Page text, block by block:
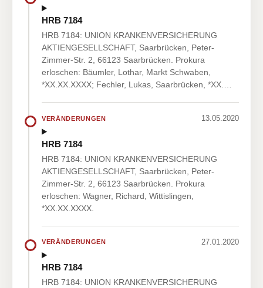
HRB 7184
HRB 7184: UNION KRANKENVERSICHERUNG
AKTIENGESELLSCHAFT, Saarbrücken, Peter-
Zimmer-Str. 2, 66123 Saarbrücken. Prokura
erloschen: Bäumler, Lothar, Markt Schwaben,
*XX.XX.XXXX; Fechler, Lukas, Saarbrücken, *XX.…
VERÄNDERUNGEN 13.05.2020
HRB 7184
HRB 7184: UNION KRANKENVERSICHERUNG
AKTIENGESELLSCHAFT, Saarbrücken, Peter-
Zimmer-Str. 2, 66123 Saarbrücken. Prokura
erloschen: Wagner, Richard, Wittislingen,
*XX.XX.XXXX.
VERÄNDERUNGEN 27.01.2020
HRB 7184
HRB 7184: UNION KRANKENVERSICHERUNG